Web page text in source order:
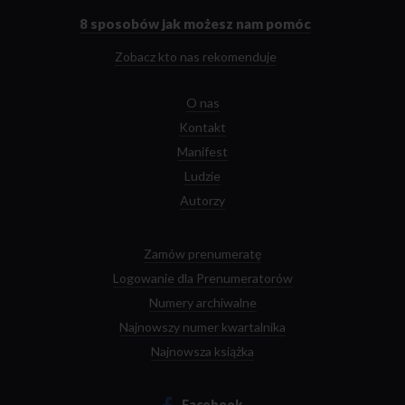
8 sposobów jak możesz nam pomóc
Zobacz kto nas rekomenduje
O nas
Kontakt
Manifest
Ludzie
Autorzy
Zamów prenumeratę
Logowanie dla Prenumeratorów
Numery archiwalne
Najnowszy numer kwartalnika
Najnowsza książka